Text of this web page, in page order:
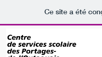
Ce site a été